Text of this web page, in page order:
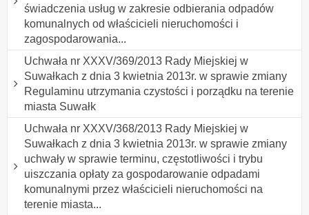
świadczenia usług w zakresie odbierania odpadów
komunalnych od właścicieli nieruchomości i
zagospodarowania...
Uchwała nr XXXV/369/2013 Rady Miejskiej w
Suwałkach z dnia 3 kwietnia 2013r. w sprawie zmiany
Regulaminu utrzymania czystości i porządku na terenie
miasta Suwałk
Uchwała nr XXXV/368/2013 Rady Miejskiej w
Suwałkach z dnia 3 kwietnia 2013r. w sprawie zmiany
uchwały w sprawie terminu, częstotliwości i trybu
uiszczania opłaty za gospodarowanie odpadami
komunalnymi przez właścicieli nieruchomości na
terenie miasta...